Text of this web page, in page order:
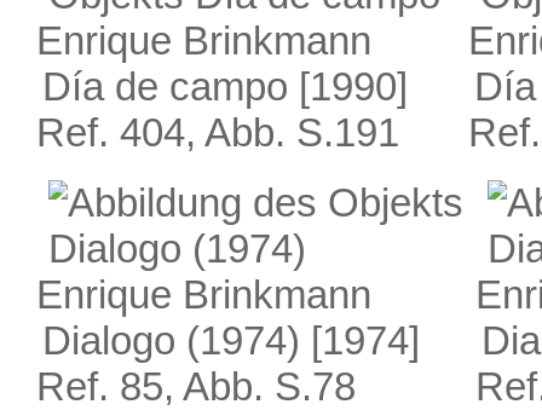
Enrique Brinkmann
Día de campo [1990]
Ref. 404, Abb. S.191
Enrique Brinkmann
Dialogo (1974) [1974]
Ref. 85, Abb. S.78